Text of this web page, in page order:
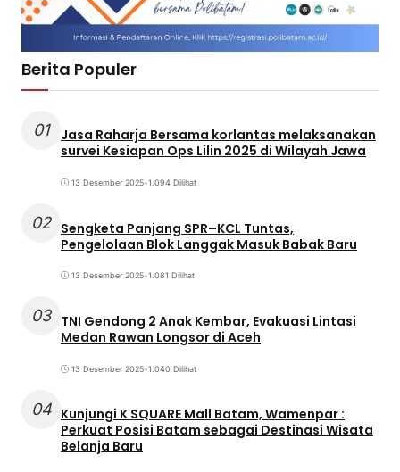
Berita Populer
01
Jasa Raharja Bersama korlantas melaksanakan
survei Kesiapan Ops Lilin 2025 di Wilayah Jawa
13 Desember 2025•1.094 Dilihat
02 Sengketa Panjang SPR–KCL Tuntas,
Pengelolaan Blok Langgak Masuk Babak Baru
13 Desember 2025•1.081 Dilihat
03 TNI Gendong 2 Anak Kembar, Evakuasi Lintasi
Medan Rawan Longsor di Aceh
13 Desember 2025•1.040 Dilihat
04 Kunjungi K SQUARE Mall Batam, Wamenpar :
Perkuat Posisi Batam sebagai Destinasi Wisata
Belanja Baru